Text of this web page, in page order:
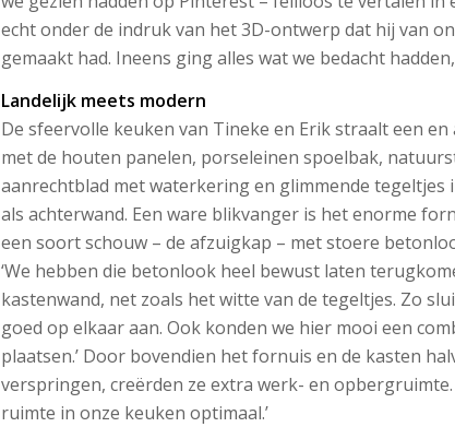
echt onder de indruk van het 3D-ontwerp dat hij van
gemaakt had. Ineens ging alles wat we bedacht hadden,
Landelijk meets modern
De sfeervolle keuken van Tineke en Erik straalt een
met de houten panelen, porseleinen spoelbak,
aanrechtblad met waterkering en glimmende tegeltjes
als achterwand. Een ware blikvanger is het enorme
een soort schouw – de afzuigkap – met stoere
‘We hebben die betonlook heel bewust laten
kastenwand, net zoals het witte van de tegeltjes. Zo
goed op elkaar aan. Ook konden we hier mooi een
plaatsen.’ Door bovendien het fornuis en de kasten
verspringen, creërden ze extra werk- en opbergruimte.
ruimte in onze keuken optimaal.’